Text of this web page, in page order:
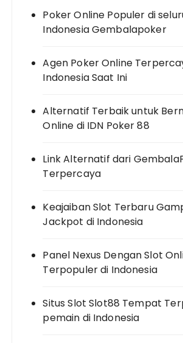
Poker Online Populer di
Indonesia Gembalapoker
Agen Poker Online
Indonesia Saat Ini
Alternatif Terbaik untuk
Online di IDN Poker 88
Link Alternatif dari
Terpercaya
Keajaiban Slot Terbaru
Jackpot di Indonesia
Panel Nexus Dengan Slot
Terpopuler di Indonesia
Situs Slot Slot88 Tempat
pemain di Indonesia